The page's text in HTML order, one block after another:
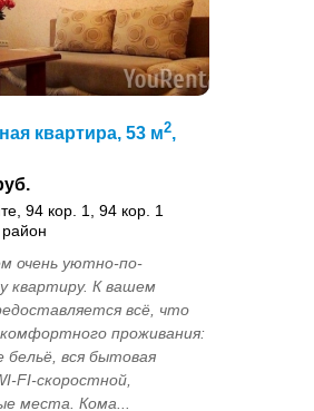
квартира, 53 м2,
94 кор. 1, 94 кор. 1
очень уютно-по-
квартиру. К вашем
всё, что
проживания:
бельё, вся бытовая
FI-скоростной,
места. Кома...